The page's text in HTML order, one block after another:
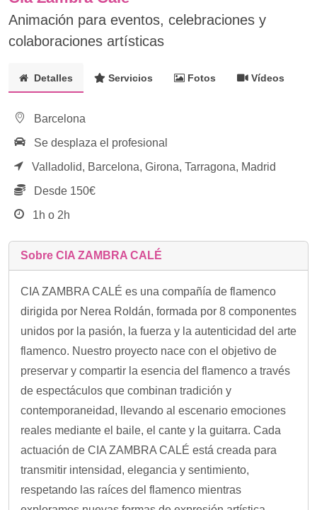
Animación para eventos, celebraciones y
colaboraciones artísticas
Detalles Servicios Fotos Vídeos
Barcelona
Se desplaza el profesional
Valladolid, Barcelona, Girona, Tarragona, Madrid
Desde 150€
1h o 2h
Sobre CIA ZAMBRA CALÉ
CIA ZAMBRA CALÉ es una compañía de flamenco
dirigida por Nerea Roldán, formada por 8 componentes
unidos por la pasión, la fuerza y la autenticidad del arte
flamenco. Nuestro proyecto nace con el objetivo de
preservar y compartir la esencia del flamenco a través
de espectáculos que combinan tradición y
contemporaneidad, llevando al escenario emociones
reales mediante el baile, el cante y la guitarra. Cada
actuación de CIA ZAMBRA CALÉ está creada para
transmitir intensidad, elegancia y sentimiento,
respetando las raíces del flamenco mientras